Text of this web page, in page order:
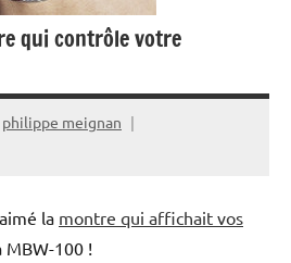
qui contrôle votre
philippe meignan
la montre qui affichait vos
MBW-100 !